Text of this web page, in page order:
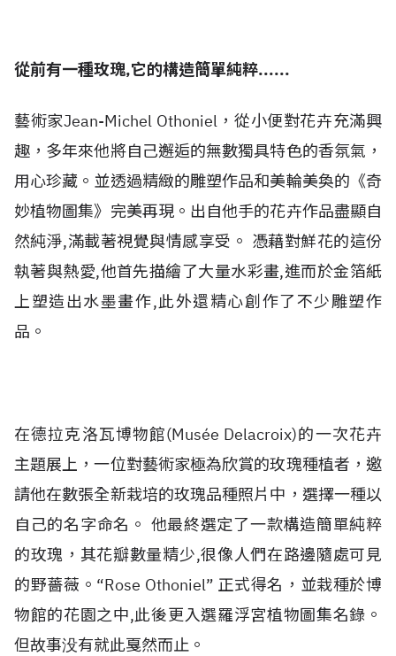
從前有一種玫瑰,它的構造簡單純粹......
藝術家Jean-Michel Othoniel，從小便對花卉充滿興
趣，多年來他將自己邂逅的無數獨具特色的香氛氣，
用心珍藏。並透過精緻的雕塑作品和美輪美奐的《奇
妙植物圖集》完美再現。出自他手的花卉作品盡顯自
然純淨,滿載著視覺與情感享受。 憑藉對鮮花的這份
執著與熱愛,他首先描繪了大量水彩畫,進而於金箔紙
上塑造出水墨畫作,此外還精心創作了不少雕塑作
品。
在德拉克洛瓦博物館(Musée Delacroix)的一次花卉
主題展上，一位對藝術家極為欣賞的玫瑰種植者，邀
請他在數張全新栽培的玫瑰品種照片中，選擇一種以
自己的名字命名。 他最終選定了一款構造簡單純粹
的玫瑰，其花瓣數量精少,很像人們在路邊隨處可見
的野薔薇。“Rose Othoniel” 正式得名，並栽種於博
物館的花園之中,此後更入選羅浮宮植物圖集名錄。
但故事没有就此戛然而止。